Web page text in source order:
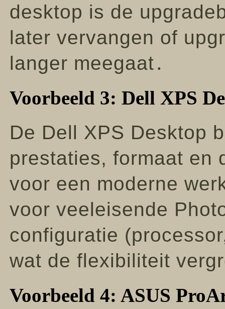
desktop is de
later vervangen of
langer meegaat․
Voorbeeld 3: Dell XPS
De Dell XPS Desktop
prestaties, formaat en
voor een moderne
voor veeleisende
configuratie
wat de flexibiliteit
Voorbeeld 4: ASUS